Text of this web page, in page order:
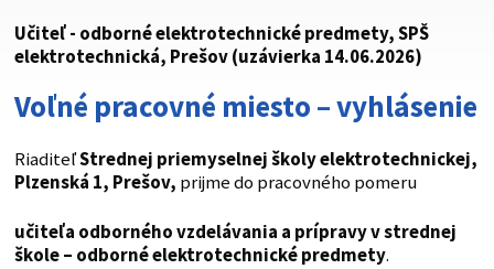
Učiteľ - odborné elektrotechnické predmety, SPŠ
elektrotechnická, Prešov (uzávierka 14.06.2026)
Voľné pracovné miesto – vyhlásenie
RiaditeľStrednej priemyselnej školy elektrotechnickej,
Plzenská 1, Prešov, prijme do pracovného pomeru
učiteľa odborného vzdelávania a prípravy v strednej
škole – odborné elektrotechnické predmety.